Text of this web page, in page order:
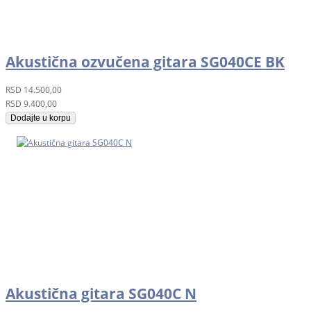
Akustična ozvučena gitara SG040CE BK
RSD 14.500,00
RSD 9.400,00
Dodajte u korpu
Akustična gitara SG040C N